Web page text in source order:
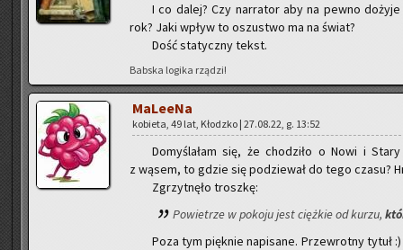
I co dalej? Czy nar­ra­tor aby na pewno
rok? Jaki wpływ to oszu­stwo ma na świat?
Dość sta­tycz­ny tekst.
Bab­ska lo­gi­ka rzą­dzi!
Ma­Le­eNa
ko­bie­ta, 49 lat, Kłodz­ko | 27.08.22, g. 13:52
Do­my­śla­łam się, że cho­dzi­ło o Nowi i
z wąsem, to gdzie się po­dzie­wał do tego czasu?
Zgrzyt­nę­ło trosz­kę:
Po­wie­trze w po­ko­ju jest cięż­kie od kurzu,
Poza tym pięk­nie na­pi­sa­ne. Prze­wrot­ny tytuł